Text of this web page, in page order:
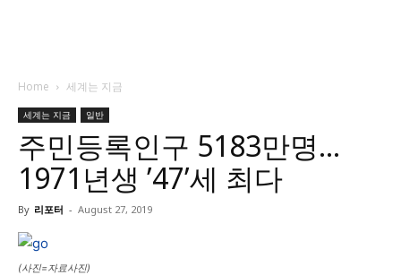
Home 세계는 지금
세계는 지금 일반
주민등록인구 5183만명…
1971년생 ’47’세 최다
By 리포터 - August 27, 2019
(사진=자료사진)